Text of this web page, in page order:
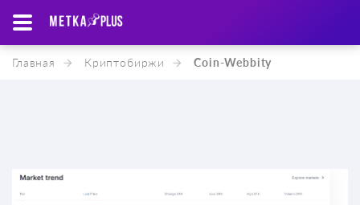
Главная Криптобиржи Coin-Webbity